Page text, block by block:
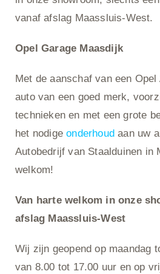
vanaf afslag Maassluis-West.
Opel Garage Maasdijk
Met de aanschaf van een
auto van een goed merk,
technieken en met een grote
het nodigeonderhoud aan uw
Autobedrijf van Staalduinen in
welkom!
Van harte welkom in onze
afslag Maassluis-West
Wij zijn geopend op maandag
van 8.00 tot 17.00 uur en op